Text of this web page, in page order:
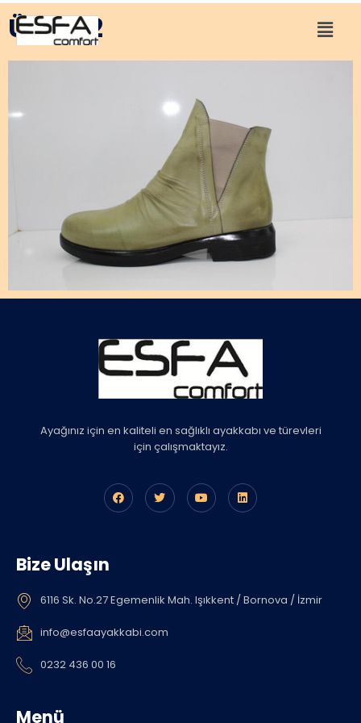
Ürün 12
Ayağınız için en kaliteli en sağlıklı ayakkabı ve türevleri
için çalışmaktayız.
Bize Ulaşın
6116 Sk. No.27 Egemenlik Mah. Işıkkent / Bornova / İzmir
info@esfaayakkabi.com
0232 436 00 16
Menü